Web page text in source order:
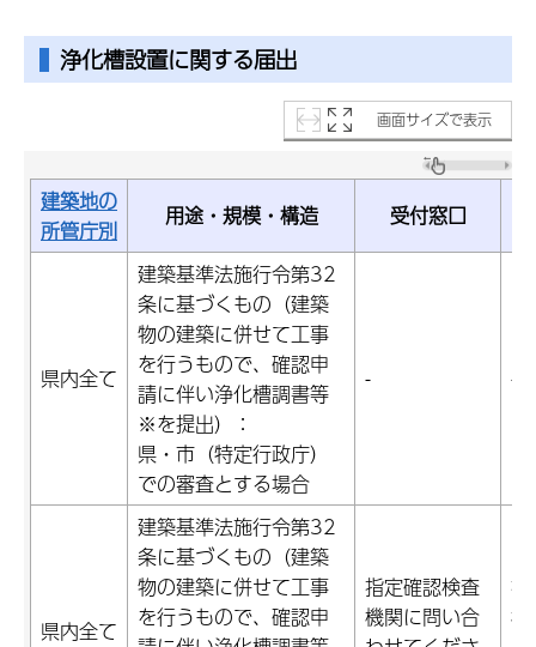
浄化槽設置に関する届出
画面サイズで表示
建築地の
所管庁別
用途・規模・構造 受付窓口
県内全て
建築基準法施行令第32
条に基づくもの（建築
物の建築に併せて工事
を行うもので、確認申
請に伴い浄化槽調書等
※を提出）：
県・市（特定行政庁）
での審査とする場合
- -
県内全て
建築基準法施行令第32
条に基づくもの（建築
物の建築に併せて工事
を行うもので、確認申
指定確認検査
機関に問い合
指
機